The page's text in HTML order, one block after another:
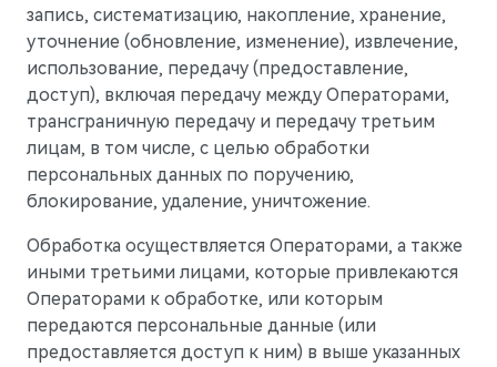
запись, систематизацию, накопление, хранение,
уточнение (обновление, изменение), извлечение,
использование, передачу (предоставление,
доступ), включая передачу между Операторами,
трансграничную передачу и передачу третьим
лицам, в том числе, с целью обработки
персональных данных по поручению,
блокирование, удаление, уничтожение.
Обработка осуществляется Операторами, а также
иными третьими лицами, которые привлекаются
Операторами к обработке, или которым
передаются персональные данные (или
предоставляется доступ к ним) в выше указанных